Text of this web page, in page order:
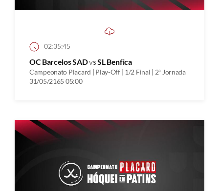
02:35:45
OC Barcelos SADvsSL Benfica
Campeonato Placard | Play-Off | 1/2 Final | 2ª Jornada
31/05/2165 05:00